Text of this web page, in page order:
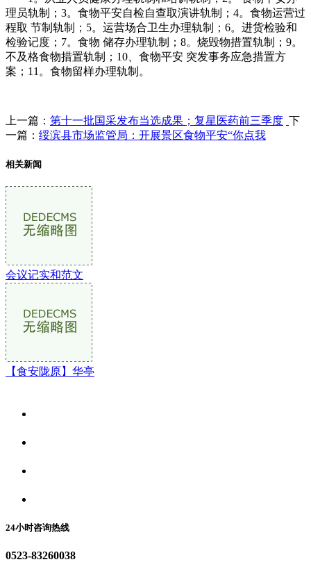
理员轨制；3。食物平安自检自查取演讲轨制；4。食物运营过
程取 节制轨制；5。运营场合卫生办理轨制；6。进货检验和
检验记度；7。食物 储存办理轨制；8。烧毁物措置轨制；9。
不及格食物措置轨制；10、食物平安 突发事务应急措置方
案；11。食物留样办理轨制。
上一篇： 第十一批国采发布当选成果；复星医药前三季度 下
一篇： 绥滨县市场监管局：开展景区食物平安“你点我
相关新闻
会议记实和范文
【食安陇原】华亭
24小时咨询热线
0523-83260038